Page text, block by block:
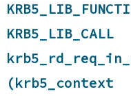
KRB5_LIB_CALL